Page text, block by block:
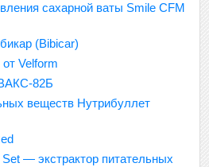
сахарной ваты Smile CFM
(Bibicar)
Velform
82Б
веществ Нутрибуллет
— экстрактор питательных